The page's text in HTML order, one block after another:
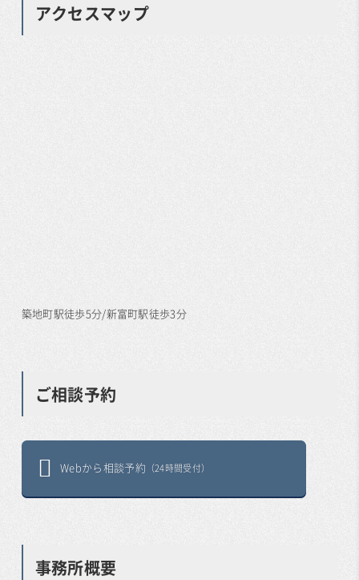
アクセスマップ
築地町駅徒歩5分/新富町駅徒歩3分
ご相談予約
Webから相談予約 （24時間受付）
事務所概要